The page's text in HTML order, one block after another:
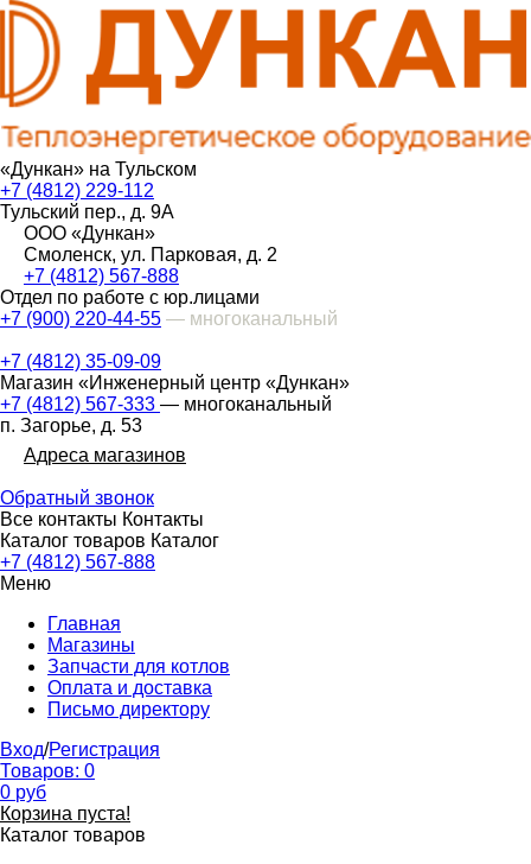
«Дункан» на Тульском
+7 (4812) 229-112
Тульский пер., д. 9А
ООО «Дункан»
Смоленск, ул. Парковая, д. 2
+7 (4812) 567-888
Отдел по работе с юр.лицами
+7 (900) 220-44-55 — многоканальный
+7 (4812) 35-09-09
Магазин «Инженерный центр «Дункан»
+7 (4812) 567-333 — многоканальный
п. Загорье, д. 53
Адреса магазинов
Обратный звонок
Все контакты Контакты
Каталог товаров Каталог
+7 (4812) 567-888
Меню
Главная
Магазины
Запчасти для котлов
Оплата и доставка
Письмо директору
Вход/Регистрация
Товаров: 0
0 руб
Корзина пуста!
Каталог товаров